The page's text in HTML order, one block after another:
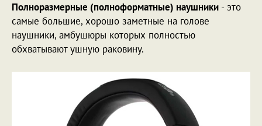
Полноразмерные (полноформатные) наушники - это
самые большие, хорошо заметные на голове
наушники, амбушюры которых полностью
обхватывают ушную раковину.